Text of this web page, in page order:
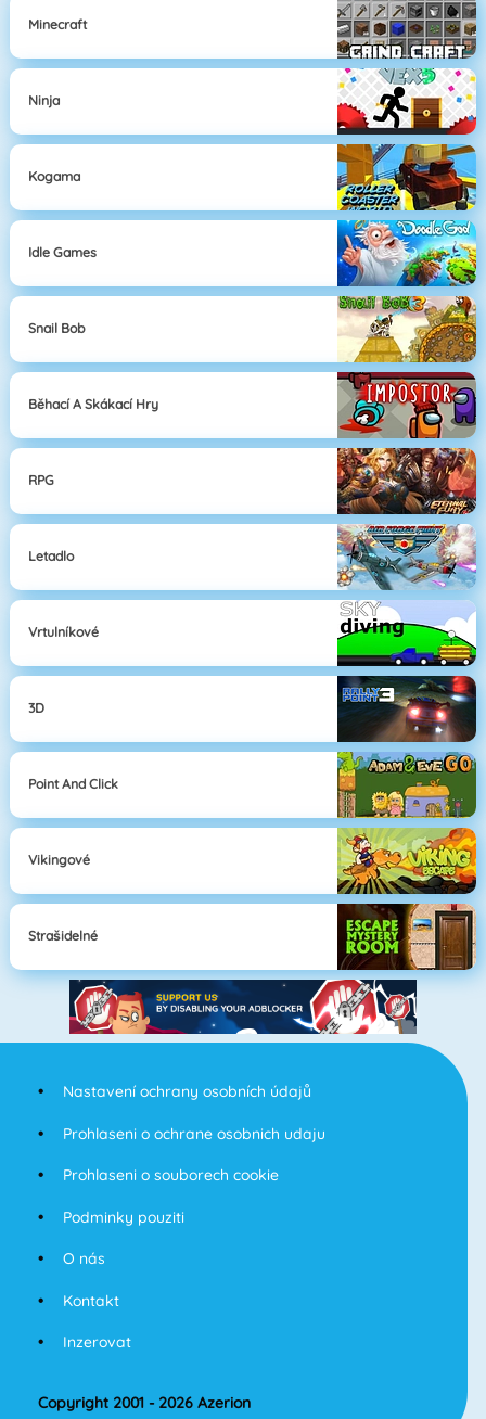
Minecraft
Ninja
Kogama
Idle Games
Snail Bob
Běhací A Skákací Hry
RPG
Letadlo
Vrtulníkové
3D
Point And Click
Vikingové
Strašidelné
Nastavení ochrany osobních údajů
Prohlaseni o ochrane osobnich udaju
Prohlaseni o souborech cookie
Podminky pouziti
O nás
Kontakt
Inzerovat
Copyright 2001 - 2026 Azerion